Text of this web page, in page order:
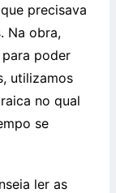
precisava
Na obra,
poder
utilizamos
no qual
se
ler as